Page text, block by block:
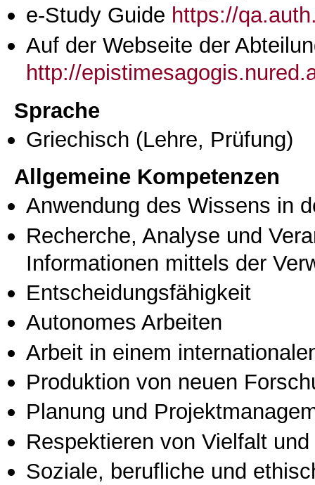
e-Study Guide https://
Auf der Webseite der
http://
Sprache
Griechisch (Lehre, Prüfung)
Allgemeine Kompetenzen
Anwendung des Wissens in
Recherche, Analyse und
Informationen mittels der
Entscheidungsfähigkeit
Autonomes Arbeiten
Arbeit in einem
Produktion von neuen
Planung und
Respektieren von Vielfalt
Soziale, berufliche und